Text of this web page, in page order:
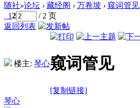
随社»论坛 › 藏经阁 › 万卷坡 › 窥词管见
12
/ 2 页
返回列表
楼主: 琴心窥词管见
[复制链接]
琴心